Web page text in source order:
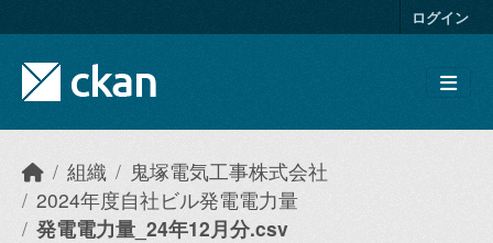
ログイン
組織
鬼塚電気工事株式会社
2024年度自社ビル発電電力量
発電電力量_24年12月分.csv